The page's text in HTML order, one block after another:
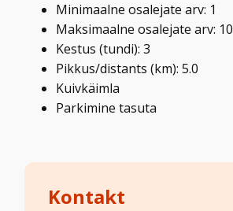
Minimaalne osalejate arv: 1
Maksimaalne osalejate arv: 10
Kestus (tundi): 3
Pikkus/distants (km): 5.0
Kuivkäimla
Parkimine tasuta
Kontakt